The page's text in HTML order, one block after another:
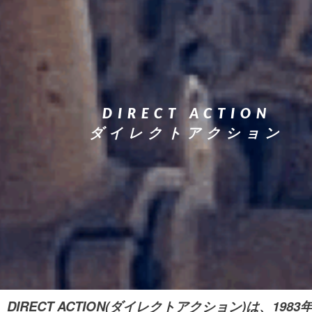
DIRECT ACTION
ダイレクトアクション
DIRECT ACTION(ダイレクトアクション)は、